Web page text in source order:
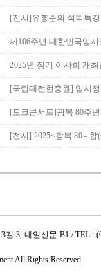
[전시]유홍준의 석학특
제106주년 대한민국임
2025년 정기 이사회 개최
[국립대전현충원] 임시
[토크콘서트]광복 80주
[전시] 2025<광복 80 -
3, 내일신문 B1 / TEL :
All Rights Reserved